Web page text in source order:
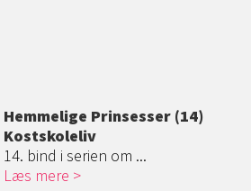
Hemmelige Prinsesser (14)
Kostskoleliv
14. bind i serien om ...
Læs mere